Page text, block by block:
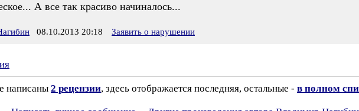
А все так красиво начиналось...
08.10.2013 20:18 Заявить о нарушении
написаны 2 рецензии, здесь отображается последняя, остальные - в полном